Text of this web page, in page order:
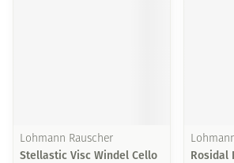
Lohmann Rauscher
Stellastic Visc Windel Cello
Rosidal